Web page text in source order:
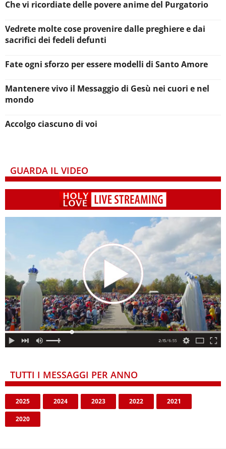
Che vi ricordiate delle povere anime del Purgatorio
Vedrete molte cose provenire dalle preghiere e dai
sacrifici dei fedeli defunti
Fate ogni sforzo per essere modelli di Santo Amore
Mantenere vivo il Messaggio di Gesù nei cuori e nel
mondo
Accolgo ciascuno di voi
GUARDA IL VIDEO
TUTTI I MESSAGGI PER ANNO
2025 2024 2023 2022 2021
2020